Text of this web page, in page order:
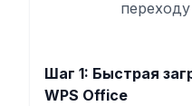
Шаг 1: Быстрая
WPS Office